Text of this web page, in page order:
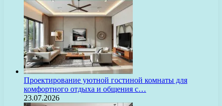
Проектирование уютной гостиной комнаты для
комфортного отдыха и общения с…
23.07.2026